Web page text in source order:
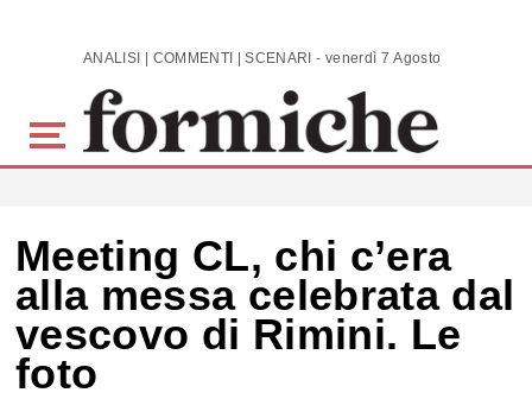
Skip to main content ANALISI | COMMENTI | SCENARI - venerdì 7 Agosto 2026
Meeting CL, chi c’era
alla messa celebrata dal
vescovo di Rimini. Le
foto